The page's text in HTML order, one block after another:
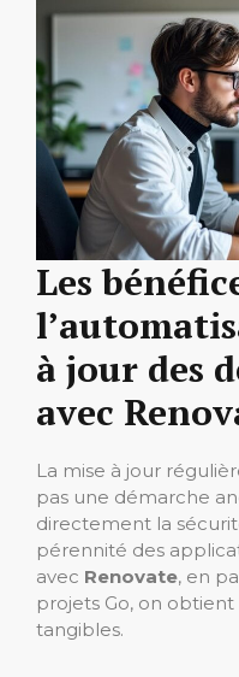
Les
à jour des
avec
La mise à jour
pas une démarche
directement la
pérennité des
avec Renovate, en
projets Go, on
tangibles.